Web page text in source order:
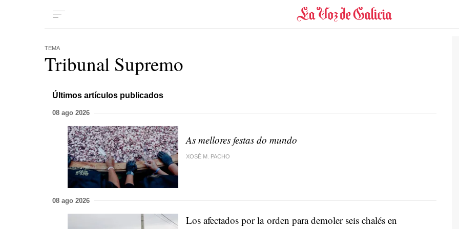
TEMA
Tribunal Supremo
Últimos artículos publicados
08 ago 2026
As mellores festas do mundo
XOSÉ M. PACHO
08 ago 2026
Los afectados por la orden para demoler seis chalés en